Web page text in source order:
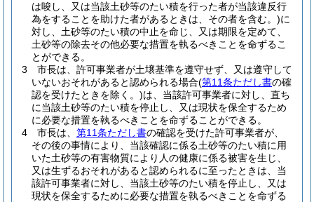
は唆し、又は当該土砂等のたい積を行った者が当該違反行
為をすることを助けた者があるときは、その者を含む。)に
対し、土砂等のたい積の中止を命じ、又は期限を定めて、
土砂等の除去その他必要な措置を執るべきことを命ずるこ
とができる。
3
市長は、許可事業者が土壌基準を遵守せず、又は遵守して
いないおそれがあると認められる場合(第11条ただし書の確
認を受けたときを除く。)は、当該許可事業者に対し、直ち
に当該土砂等のたい積を停止し、又は現状を保全するため
に必要な措置を執るべきことを命ずることができる。
4
市長は、 第11条ただし書の確認を受けた許可事業者が、
その後の事情により、当該確認に係る土砂等のたい積に用
いた土砂等の有害物質により人の健康に係る被害を生じ、
又は生ずるおそれがあると認められるに至ったときは、当
該許可事業者に対し、当該土砂等のたい積を停止し、又は
現状を保全するために必要な措置を執るべきことを命ずる